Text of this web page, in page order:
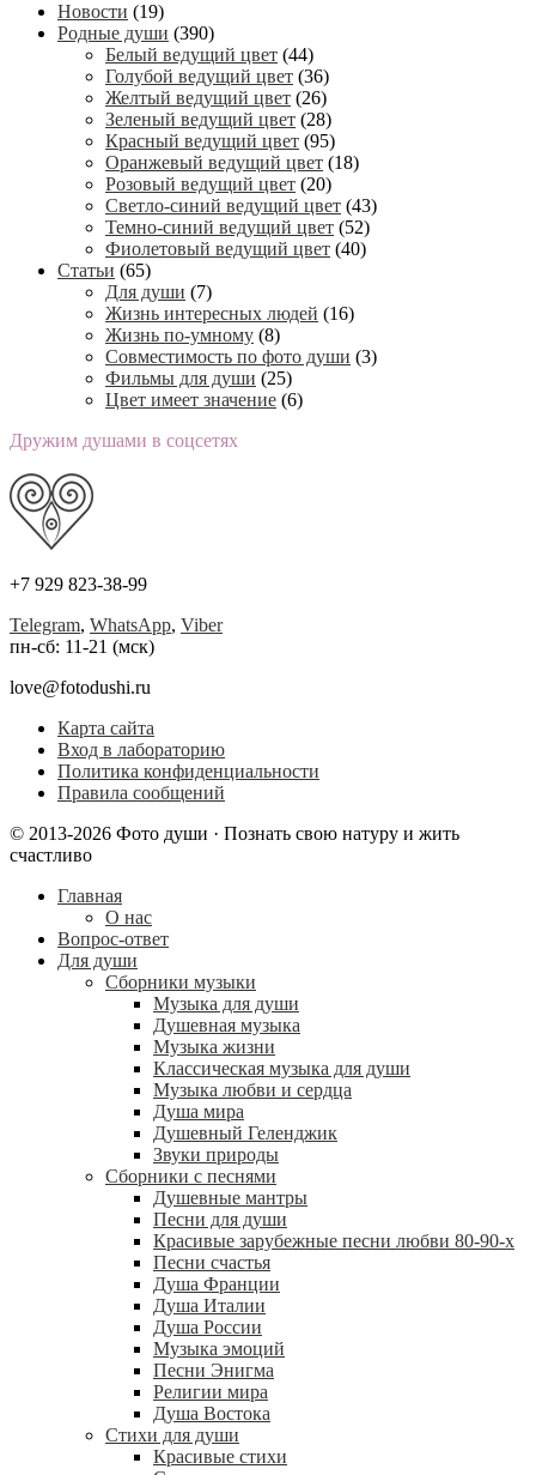
Новости (19)
Родные души (390)
Белый ведущий цвет (44)
Голубой ведущий цвет (36)
Желтый ведущий цвет (26)
Зеленый ведущий цвет (28)
Красный ведущий цвет (95)
Оранжевый ведущий цвет (18)
Розовый ведущий цвет (20)
Светло-синий ведущий цвет (43)
Темно-синий ведущий цвет (52)
Фиолетовый ведущий цвет (40)
Статьи (65)
Для души (7)
Жизнь интересных людей (16)
Жизнь по-умному (8)
Совместимость по фото души (3)
Фильмы для души (25)
Цвет имеет значение (6)
Дружим душами в соцсетях
+7 929 823-38-99
Telegram, WhatsApp, Viber
пн-сб: 11-21 (мск)
love@fotodushi.ru
Карта сайта
Вход в лабораторию
Политика конфиденциальности
Правила сообщений
© 2013-2026 Фото души · Познать свою натуру и жить
счастливо
Главная
О нас
Вопрос-ответ
Для души
Сборники музыки
Музыка для души
Душевная музыка
Музыка жизни
Классическая музыка для души
Музыка любви и сердца
Душа мира
Душевный Геленджик
Звуки природы
Сборники с песнями
Душевные мантры
Песни для души
Красивые зарубежные песни любви 80-90-х
Песни счастья
Душа Франции
Душа Италии
Душа России
Музыка эмоций
Песни Энигма
Религии мира
Душа Востока
Стихи для души
Красивые стихи